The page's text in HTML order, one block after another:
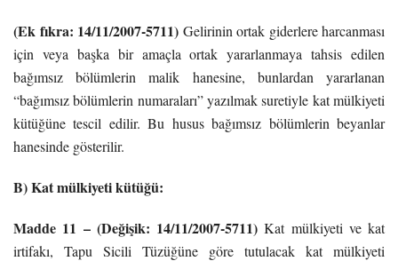
(Ek fıkra: 14/11/2007-5711) Gelirinin ortak giderlere harcanması
için veya başka bir amaçla ortak yararlanmaya tahsis edilen
bağımsız bölümlerin malik hanesine, bunlardan yararlanan
“bağımsız bölümlerin numaraları” yazılmak suretiyle kat mülkiyeti
kütüğüne tescil edilir. Bu husus bağımsız bölümlerin beyanlar
hanesinde gösterilir.
B) Kat mülkiyeti kütüğü:
Madde 11 – (Değişik: 14/11/2007-5711)Kat mülkiyeti ve kat
irtifakı, Tapu Sicili Tüzüğüne göre tutulacak kat mülkiyeti